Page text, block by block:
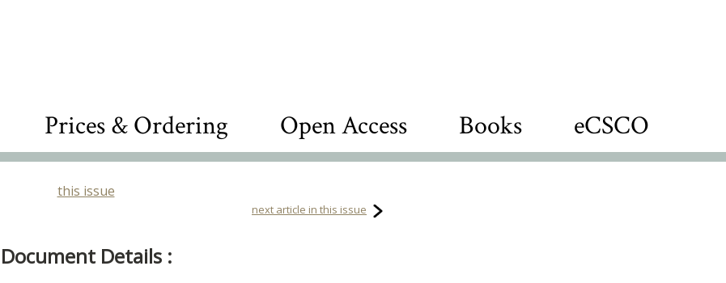
Prices & Ordering Open Access Books eCSCO
this issue
next article in this issue
Document Details :